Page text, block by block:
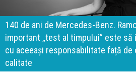
140 de ani de Mercedes-Benz.
important „test al timpului” este să
cu aceeași responsabilitate față de
calitate